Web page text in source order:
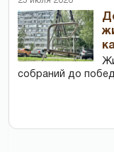
собраний до